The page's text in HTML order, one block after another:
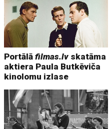
Portālāfilmas.lv skatāma
aktiera Paula Butkēviča
kinolomu izlase